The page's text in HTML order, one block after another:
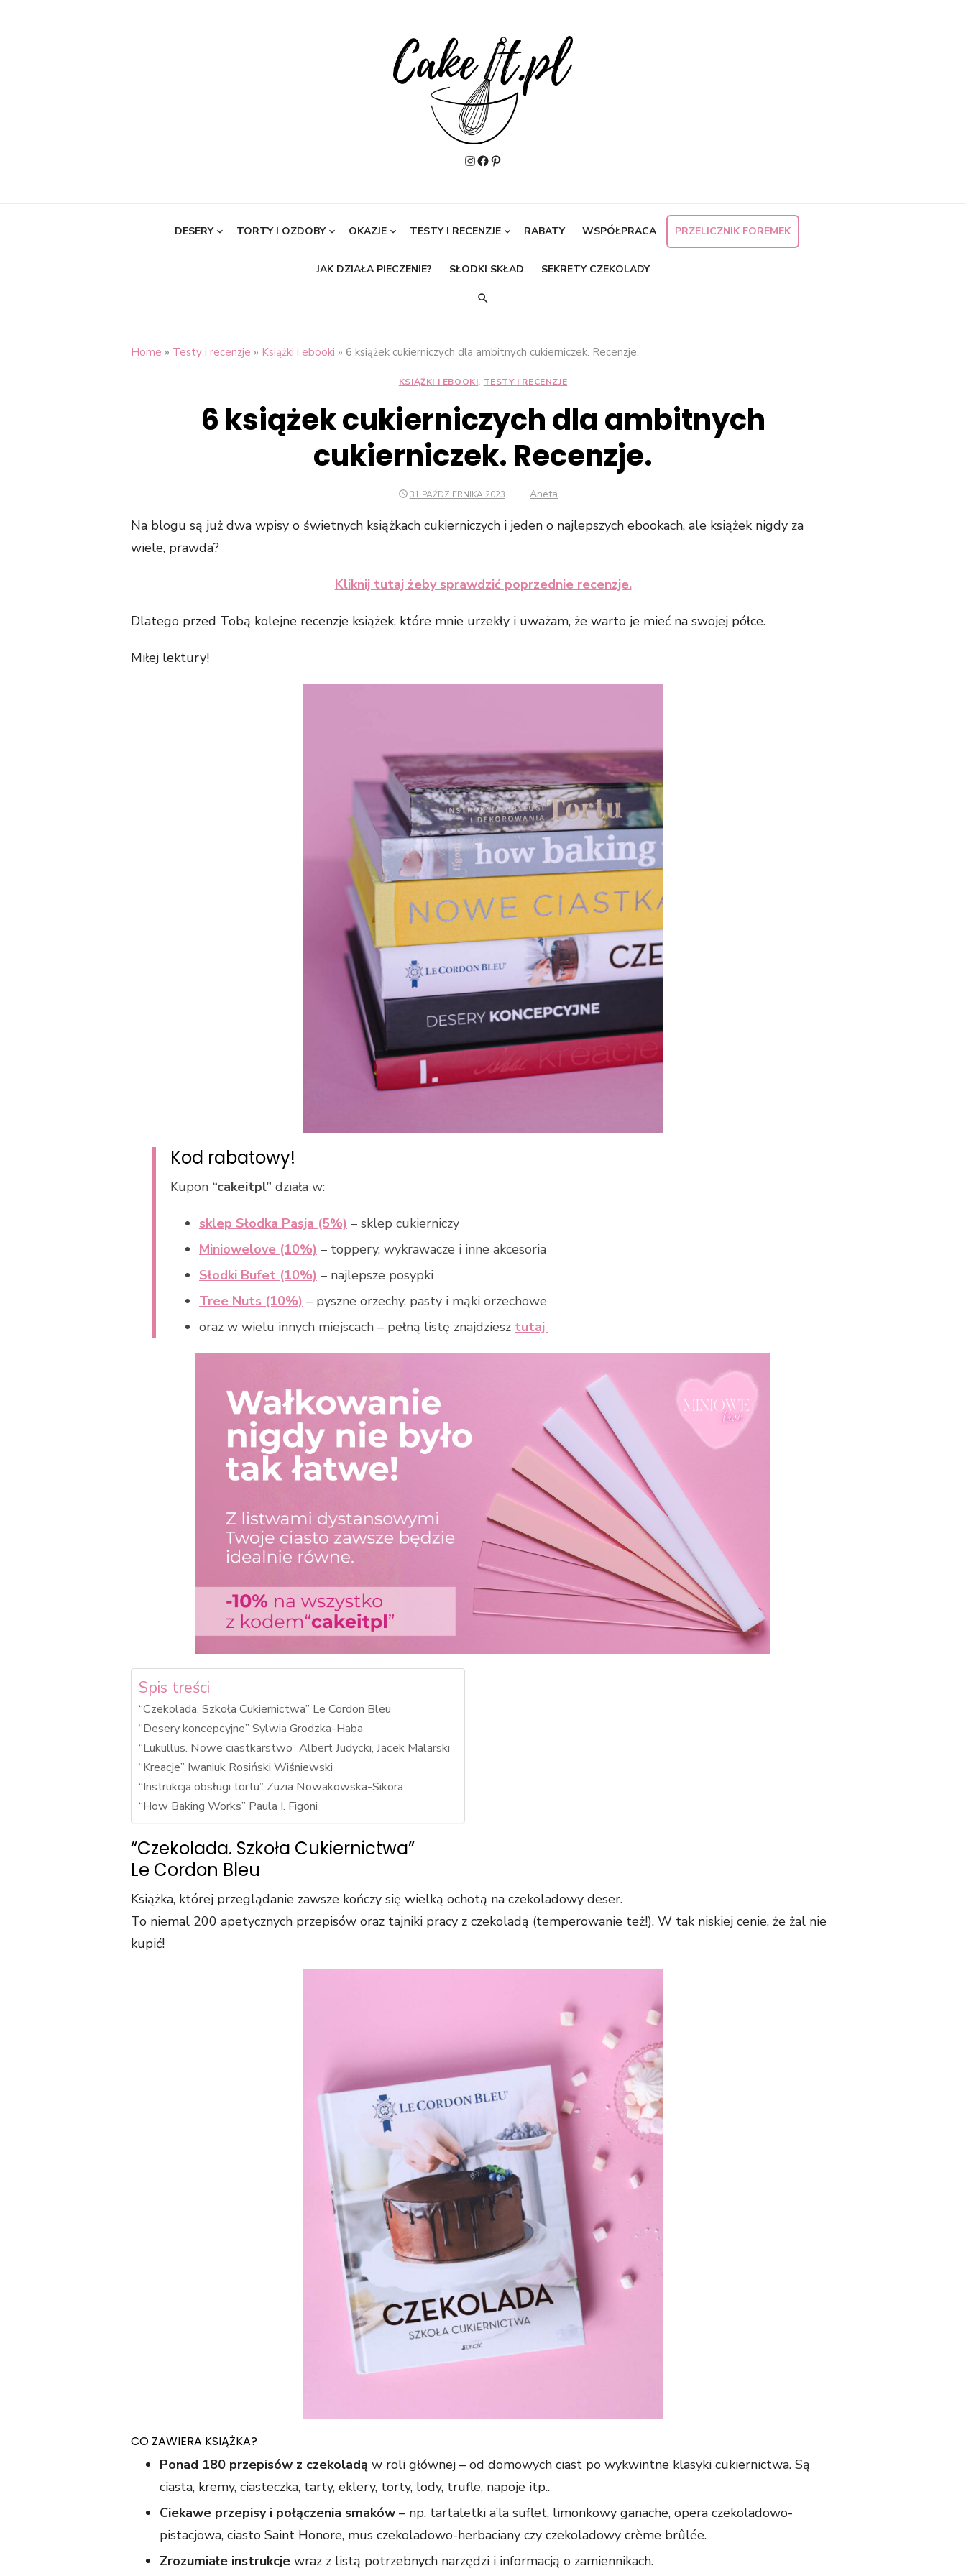
Instagram
Facebook
DESERY TORTY I OZDOBY OKAZJE TESTY I RECENZJE RABATY WSPÓŁPRACA PRZELICZNIK FOREMEK
JAK DZIAŁA PIECZENIE? SŁODKI SKŁAD SEKRETY CZEKOLADY
Home » Testy i recenzje » Książki i ebooki » 6 książek cukierniczych dla ambitnych cukierniczek. Recenzje.
KSIĄŻKI I EBOOKI, TESTY I RECENZJE
6 książek cukierniczych dla ambitnych
cukierniczek. Recenzje.
POSTED
31 PAŹDZIERNIKA 2023 Author
Aneta
Na blogu są już dwa wpisy o świetnych książkach cukierniczych i jeden o najlepszych ebookach, ale książek nigdy za
wiele, prawda?
Kliknij tutaj żeby sprawdzić poprzednie recenzje.
Dlatego przed Tobą kolejne recenzje książek, które mnie urzekły i uważam, że warto je mieć na swojej półce.
Miłej lektury!
Kod rabatowy!
Kupon “cakeitpl” działa w:
sklep Słodka Pasja (5%) – sklep cukierniczy
Miniowelove (10%) – toppery, wykrawacze i inne akcesoria
Słodki Bufet (10%) – najlepsze posypki
Tree Nuts (10%) – pyszne orzechy, pasty i mąki orzechowe
oraz w wielu innych miejscach – pełną listę znajdziesz tutaj
Spis treści
“Czekolada. Szkoła Cukiernictwa” Le Cordon Bleu
“Desery koncepcyjne” Sylwia Grodzka-Haba
“Lukullus. Nowe ciastkarstwo” Albert Judycki, Jacek Malarski
“Kreacje” Iwaniuk Rosiński Wiśniewski
“Instrukcja obsługi tortu” Zuzia Nowakowska-Sikora
“How Baking Works” Paula I. Figoni
“Czekolada. Szkoła Cukiernictwa”
Le Cordon Bleu
Książka, której przeglądanie zawsze kończy się wielką ochotą na czekoladowy deser.
To niemal 200 apetycznych przepisów oraz tajniki pracy z czekoladą (temperowanie też!). W tak niskiej cenie, że żal nie
kupić!
CO ZAWIERA KSIĄŻKA?
Ponad 180 przepisów z czekoladą w roli głównej – od domowych ciast po wykwintne klasyki cukiernictwa. Są
ciasta, kremy, ciasteczka, tarty, eklery, torty, lody, trufle, napoje itp..
Ciekawe przepisy i połączenia smaków – np. tartaletki a’la suflet, limonkowy ganache, opera czekoladowo-
pistacjowa, ciasto Saint Honore, mus czekoladowo-herbaciany czy czekoladowy crème brûlée.
Zrozumiałe instrukcje wraz z listą potrzebnych narzędzi i informacją o zamiennikach.
Konieczne
nie są
one potrzebne
internetowej.
funkcjonalność
na podstawie
tego, jak
strona jest
używana.
Doświadczenie
Aby nasza
strona
internetowa
działała jak
podczas
twojego
przejścia na nią.
Jeśli odrzucisz
te pliki cookie,
niektóre funkcje
znikną ze strony
internetowej.
swoje
zobaczenie